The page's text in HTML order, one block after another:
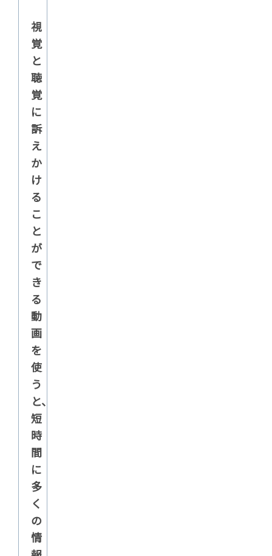
視
覚
と
聴
覚
に
訴
え
か
け
る
こ
と
が
で
き
る
動
画
を
使
う
と、
短
時
間
に
多
く
の
情